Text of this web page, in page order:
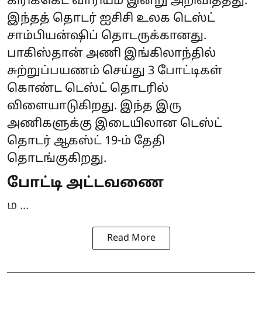
இந்தத் தொடர் ஐசிசி உலக டெஸ்ட்
சாம்பியன்ஷிப் தொடருக்கானது.
பாகிஸ்தான் அணி இங்கிலாந்தில்
சுற்றுப்பயணம் செய்து 3 போட்டிகள்
கொண்ட டெஸ்ட் தொடரில்
விளையாடுகிறது. இந்த இரு
அணிகளுக்கு இடையிலான டெஸ்ட்
தொடர் ஆகஸ்ட் 19-ம் தேதி
தொடங்குகிறது.
போட்டி அட்டவணை
ம ...
Read More